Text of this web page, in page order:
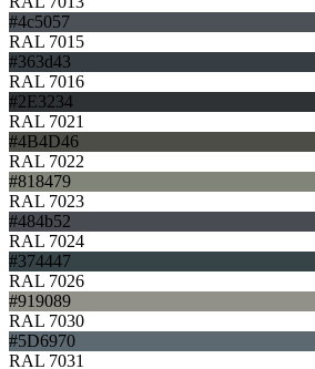
#4c5057
RAL 7015
#363d43
RAL 7016
#2E3234
RAL 7021
#4B4D46
RAL 7022
#818479
RAL 7023
#484b52
RAL 7024
#374447
RAL 7026
#919089
RAL 7030
#5D6970
RAL 7031